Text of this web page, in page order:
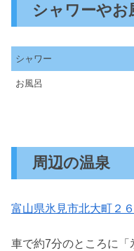
シャワーやお
シャワー
お風呂
周辺の温泉
富山県氷見市北大町２
車で約7分のところに「